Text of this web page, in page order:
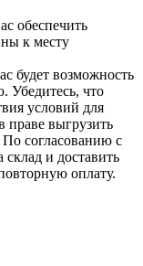
обеспечить
к месту
будет возможность
Убедитесь, что
условий для
праве выгрузить
По согласованию с
и доставить
оплату.